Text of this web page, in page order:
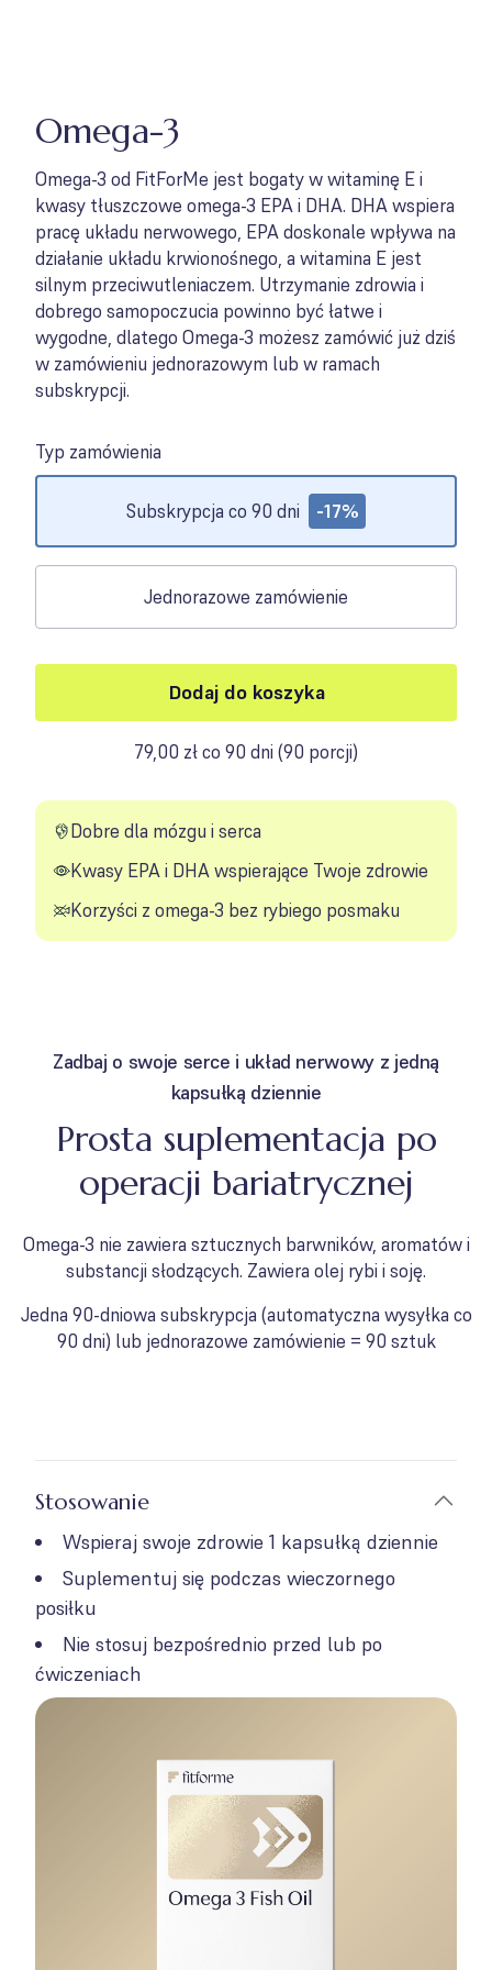
Omega-3
Omega-3 od FitForMe jest bogaty w witaminę E i
kwasy tłuszczowe omega-3 EPA i DHA. DHA wspiera
pracę układu nerwowego, EPA doskonale wpływa na
działanie układu krwionośnego, a witamina E jest
silnym przeciwutleniaczem. Utrzymanie zdrowia i
dobrego samopoczucia powinno być łatwe i
wygodne, dlatego Omega-3 możesz zamówić już dziś
w zamówieniu jednorazowym lub w ramach
subskrypcji.
Typ zamówienia
Options
Subskrypcja co 90 dni -17%
Jednorazowe zamówienie
Dodaj do koszyka
79,00 zł co 90 dni (90 porcji)
Dobre dla mózgu i serca
Kwasy EPA i DHA wspierające Twoje zdrowie
Korzyści z omega-3 bez rybiego posmaku
Zadbaj o swoje serce i układ nerwowy z jedną
kapsułką dziennie
Prosta suplementacja po
operacji bariatrycznej
Omega-3 nie zawiera sztucznych barwników, aromatów i
substancji słodzących. Zawiera olej rybi i soję.
Jedna 90-dniowa subskrypcja (automatyczna wysyłka co
90 dni) lub jednorazowe zamówienie = 90 sztuk
Stosowanie
Wspieraj swoje zdrowie 1 kapsułką dziennie
Suplementuj się podczas wieczornego
posiłku
Nie stosuj bezpośrednio przed lub po
ćwiczeniach